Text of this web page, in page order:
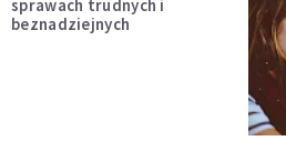
sprawach trudnych i
beznadziejnych